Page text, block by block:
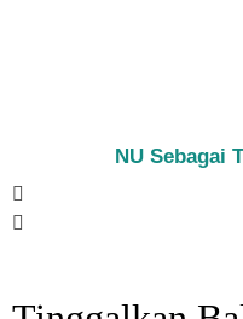
NU Sebagai